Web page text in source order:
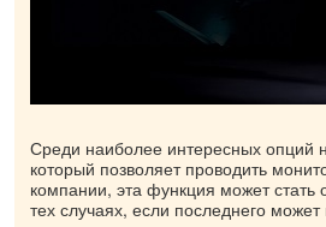
Среди наиболее интересных опций
который позволяет проводить
компании, эта функция может
тех случаях, если последнего